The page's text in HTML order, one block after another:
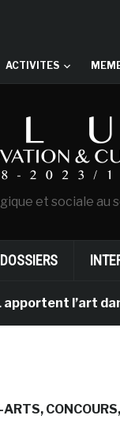
ACTIVITES
et sociale au
DOSSIERS
l’art dans les
ARTS CONCOURS